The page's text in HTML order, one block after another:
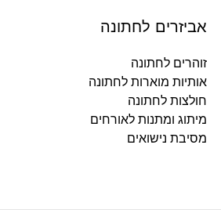
אביזרים לחתונה
זוהרים לחתונה
אותיות מוארות לחתונה
חולצות לחתונה
מיתוג ומתנות לאורחים
מסיבת נישואים